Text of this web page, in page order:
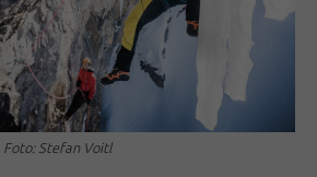
Foto: Stefan Voitl